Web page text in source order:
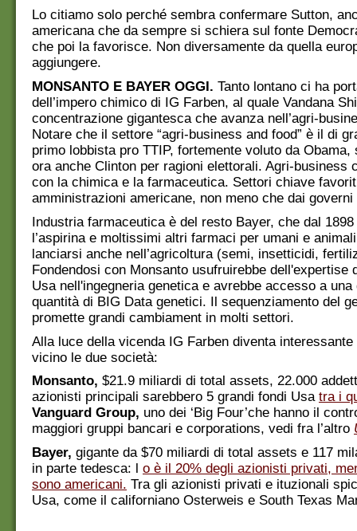
Lo citiamo solo perché sembra confermare Sutton,
americana che da sempre si schiera sul fonte
che poi la favorisce. Non diversamente da quella
aggiungere.
MONSANTO E BAYER OGGI. Tanto lontano ci ha
dell’impero chimico di IG Farben, al quale Vandana
concentrazione gigantesca che avanza nell’agri-
Notare che il settore “agri-business and food” è il di
primo lobbista pro TTIP, fortemente voluto da Obama,
ora anche Clinton per ragioni elettorali. Agri-business
con la chimica e la farmaceutica. Settori chiave
amministrazioni americane, non meno che dai governi
Industria farmaceutica è del resto Bayer, che dal
l’aspirina e moltissimi altri farmaci per umani e
lanciarsi anche nell’agricoltura (semi, insetticidi,
Fondendosi con Monsanto usufruirebbe dell'expertise
Usa nell'ingegneria genetica e avrebbe accesso a una
quantità di BIG Data genetici. Il sequenziamento del
promette grandi cambiament in molti settori.
Alla luce della vicenda IG Farben diventa interessante
vicino le due società:
Monsanto, $21.9 miliardi di total assets, 22.000
azionisti principali sarebbero 5 grandi fondi Usa tra i
Vanguard Group, uno dei ‘Big Four’che hanno il
maggiori gruppi bancari e corporations, vedi fra l’altro
Bayer, gigante da $70 miliardi di total assets e 117
in parte tedesca: l o è il 20% degli azionisti privati,
sono americani. Tra gli azionisti privati e ituzionali
Usa, come il californiano Osterweis e South Texas